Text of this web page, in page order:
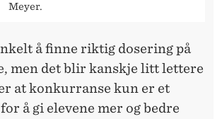
Meyer.
å finne riktig dosering på
men det blir kanskje litt lettere
at konkurranse kun er et
å gi elevene mer og bedre